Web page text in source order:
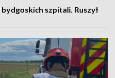
szpitali. Ruszył